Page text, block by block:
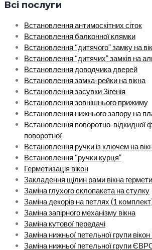
Всі послуги
Встановлення антимоскітних сіток
Встановлення балконної клямки
Встановлення “дитячого” замку на
Встановлення “дитячих” замків на
Встановлення доводчика дверей
Встановлення замка-рейки на вікна
Встановлення засувки Зігенія
Встановлення зовнішнього прижиму
Встановлення нижнього запору на
Встановлення поворотно-відкидної
поворотної
Встановлення ручки із ключем на
Встановлення “ручки курця”
Герметизація вікон
Закладення щілин рами вікна
Заміна глухого склопакета на стулку
Заміна декорів на петлях (1
Заміна запірного механізму вікна
Заміна кутової передачі
Заміна нижньої петельної групи вікон
Заміна нижньої петельної групи